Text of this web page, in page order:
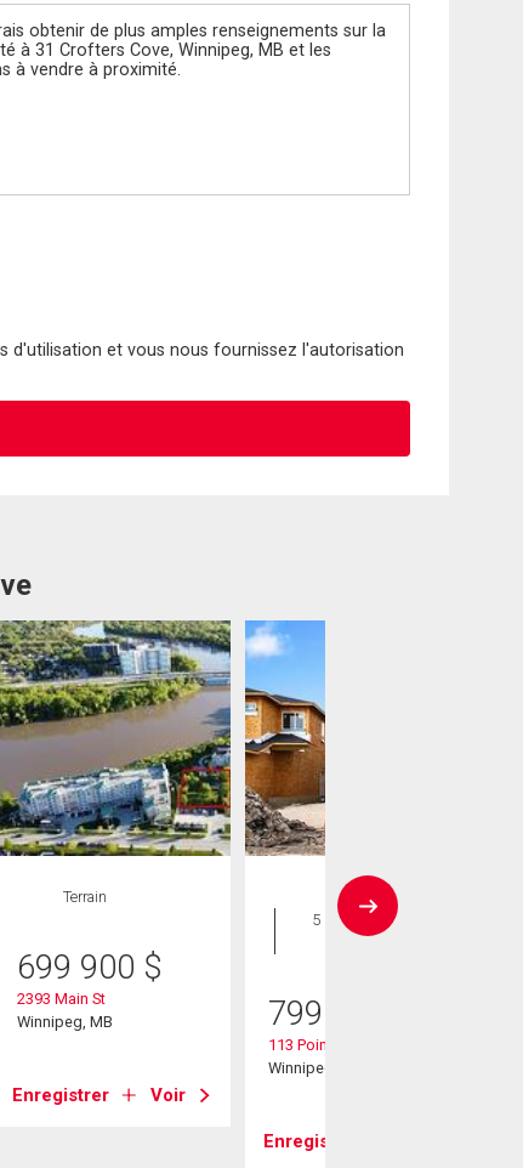
d'utilisation et vous nous fournissez l'autorisation
Terrain
699 900 $
2393 Main St
Winnipeg, MB
Enregistrer Voir
Maison
5 CAC , 3
799 900
113 Point Pleasant Place
Winnipeg, MB
Enregistrer